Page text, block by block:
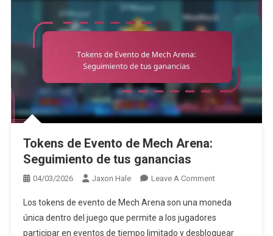
Tokens de Evento de Mech Arena:
Seguimiento de tus ganancias
04/03/2026 Jaxon Hale Leave A CommentOn
De
Evento
De
Los tokens de evento de Mech Arena son una moneda
única dentro del juego que permite a los jugadores
participar en eventos de tiempo limitado y desbloquear